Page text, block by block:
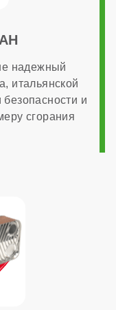
надежный
итальянской
и
сгорания